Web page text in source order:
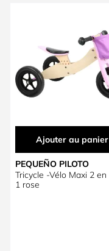
Ajouter au panier
PEQUEÑO PILOTO
Tricycle -Vélo Maxi 2 en
1 rose